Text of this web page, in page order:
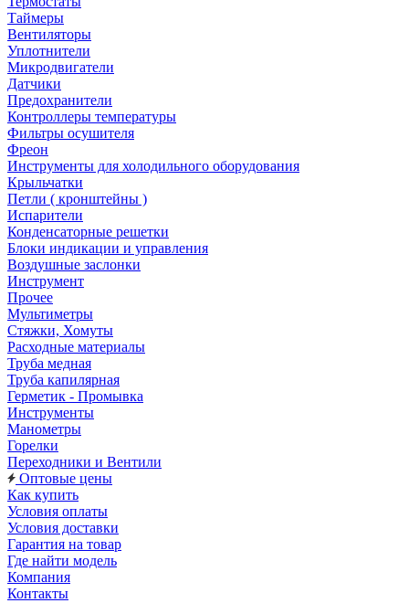
Таймеры
Вентиляторы
Уплотнители
Микродвигатели
Датчики
Предохранители
Контроллеры температуры
Фильтры осушителя
Фреон
Инструменты для холодильного оборудования
Крыльчатки
Петли ( кронштейны )
Испарители
Конденсаторные решетки
Блоки индикации и управления
Воздушные заслонки
Инструмент
Прочее
Мультиметры
Стяжки, Хомуты
Расходные материалы
Труба медная
Труба капилярная
Герметик - Промывка
Инструменты
Манометры
Горелки
Переходники и Вентили
Оптовые цены
Как купить
Условия оплаты
Условия доставки
Гарантия на товар
Где найти модель
Компания
Контакты